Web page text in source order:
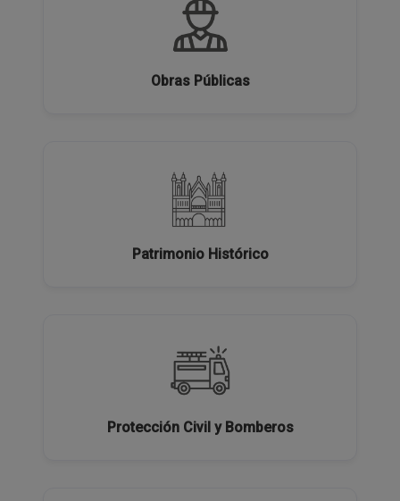
Obras Públicas
Patrimonio Histórico
Protección Civil y Bomberos